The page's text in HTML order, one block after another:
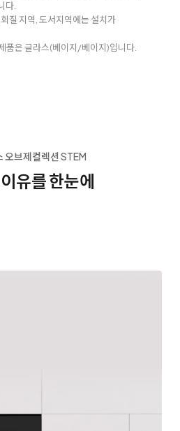
다.
질 지역, 도서지역에는 설치가
품은 글라스(베이지/베이지)입니다.
오브제컬렉션 STEM
유를 한눈에